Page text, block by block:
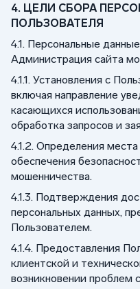
4. ЦЕЛИ СБОРА
ПОЛЬЗОВАТЕЛЯ
4.1. Персональные
Администрация сайта
4.1.1. Установления с
включая направление
касающихся
обработка запросов и
4.1.2. Определения
обеспечения
мошенничества.
4.1.3. Подтверждения
персональных данных,
Пользователем.
4.1.4. Предоставления
клиентской и
возникновении проблем